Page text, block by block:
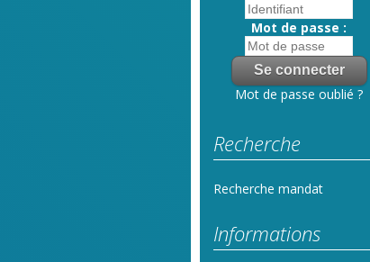
Mot de passe :
Mot de passe oublié ?
Recherche
Recherche mandat
Informations